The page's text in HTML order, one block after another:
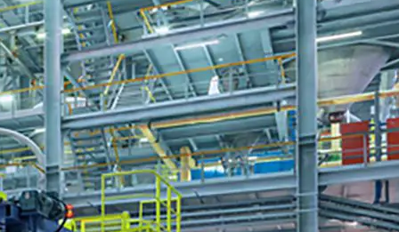
JANATICS – Giải Pháp Tự Động Hóa Cách
Mạng
Tại Sao Chọn JANATICS? JANATICS không chỉ là một sản
phẩm – mà là một yếu tố thay đổi cuộc chơi cho các doanh
nghiệp mong muốn tối ưu hóa quy trình và nâng cao hiệu quả
hoạt động. Dù bạn đang nâng cấp hệ thống tự động hóa hiện
tại hay triển khai một hệ thống mới, JANATICS cung cấp các
công cụ và tính năng cần thiết để giúp bạn dẫn đầu trong thị
trường cạnh tranh.
03/12/2024
Lọc Hengst chính hãng - Giải pháp cho xe Âu